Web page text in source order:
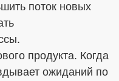
поток новых
продукта. Когда
ожиданий по